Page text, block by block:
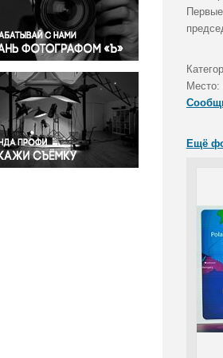
Правосудие
Происшествия и конфликты
Религия
Светская жизнь
Спорт
Экология
Экономика и бизнес
Место:
Ещё